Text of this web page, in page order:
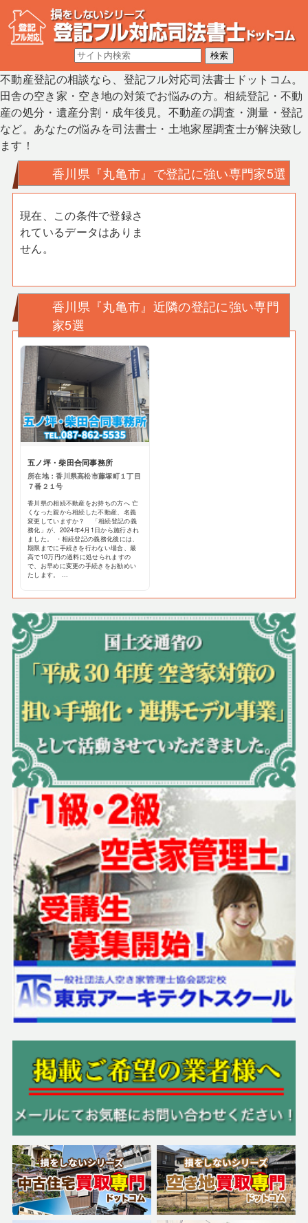
不動産登記の相談なら、登記フル対応司法書士ドットコム。
田舎の空き家・空き地の対策でお悩みの方。相続登記・不動
産の処分・遺産分割・成年後見。不動産の調査・測量・登記
など。あなたの悩みを司法書士・土地家屋調査士が解決致し
ます！
香川県『丸亀市』で登記に強い専門家5選
現在、この条件で登録さ
れているデータはありま
せん。
香川県『丸亀市』近隣の登記に強い専門
家5選
五ノ坪・柴田合同事務所
所在地：香川県高松市藤塚町１丁目
７番２１号
香川県の相続不動産をお持ちの方へ 亡
くなった親から相続した不動産、名義
変更していますか？ 「相続登記の義
務化」が、2024年4月1日から施行され
ました。 ・相続登記の義務化後には、
期限までに手続きを行わない場合、最
高で10万円の過料に処せられますの
で、お早めに変更の手続きをお勧めい
たします。 ...